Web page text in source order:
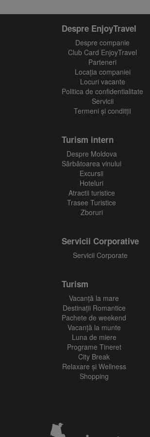
Despre EnjoyTravel
Despre companie
Club Card EnjoyTravel
Parteneri
Locaţia companiei
Locuri vacante
Politica de confidentialitate
Servicii
Termeni și conditții
Turism intern
Despre Moldova
Sărbătoarea vinului
Excursii
Hoteluri
Atractii turistice
Trasee Turistice
Zboruri
Servicii Corporative
Servicii Corporate
Turism
Vacanţă la mare
Destinații Romantice
Pachete de weekend
Vacanță la munte
Luna de miere
Programe Tineret
City Break
Relaxare și Wellness
Shopping